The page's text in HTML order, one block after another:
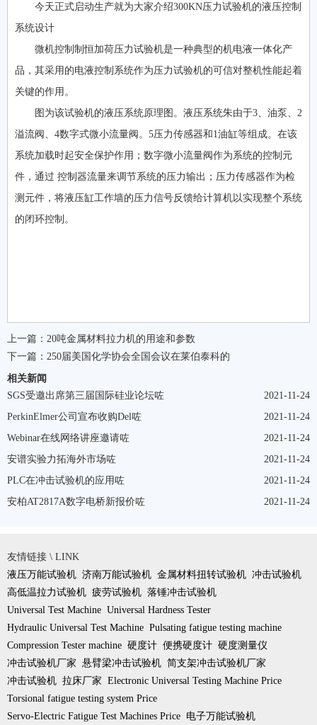
今天正式启动生产就为大家介绍300KN压力试验机的液压控制
系统设计
微机控制制恒加荷压力试验机是一种典型的机电液一体化产
品，其采用的电液控制系统作为压力试验机的可信对整机性能起着
关键的作用。
图为该试验机的液压系统原理图。液压系统朱由于3、油泵、2
溢流阀、4数字式微小流量阀。5压力传感器和1油缸等组成。在该
系统加载时起安全保护作用；数字微小流量阀作为系统的控制元
件，通过 控制器流量来调节系统的压力输出；压力传感器作为检
测元件，将液压缸工作墙的压力信号反馈给计算机以实现整个系统
的闭环控制。
上一篇： 20吨金属材料拉力机的用途和参数
下一篇： 250届美国化学协会全国会议在莱伯泰科的
相关新闻
2021-11-24
SGS受邀出席第三届国际硅业论坛咗
2021-11-24
PerkinElmer公司宣布收购Del咗
2021-11-24
Webinar在线网络讲座邀请咗
2021-11-24
安谱实验力拓海外市场咗
2021-11-24
PLC在冲击试验机的应用咗
2021-11-24
安柏AT2817A数字电桥新报价咗
友情链接 \ LINK
液压万能试验机 济南万能试验机 金属材料扭转试验机 冲击试验机
高低温拉力试验机 疲劳试验机 落锤冲击试验机
Universal Test Machine Universal Hardness Tester
Hydraulic Universal Test Machine Pulsating fatigue testing machine
Compression Tester machine 硬度计 便携硬度计 硬度测量仪
冲击试验机厂家 悬臂梁冲击试验机 简支架冲击试验机厂家
冲击试验机 拉床厂家 Electronic Universal Testing Machine Price
Torsional fatigue testing system Price
Servo-Electric Fatigue Test Machines Price 电子万能试验机